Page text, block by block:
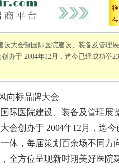
设大会暨国际医院建设、装备及管理
办于 2004年12月，迄今已经成功举
向标品牌大会
际医院建设、装备及管理展
会创办于 2004年12月，迄
体，每届策划百余场不同方
全方位呈现新时期美好医院